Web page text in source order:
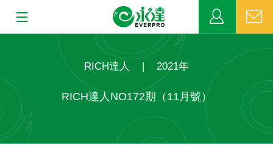
MDRT
RICH達人 | 2021年
RICH達人NO172期（11月號）